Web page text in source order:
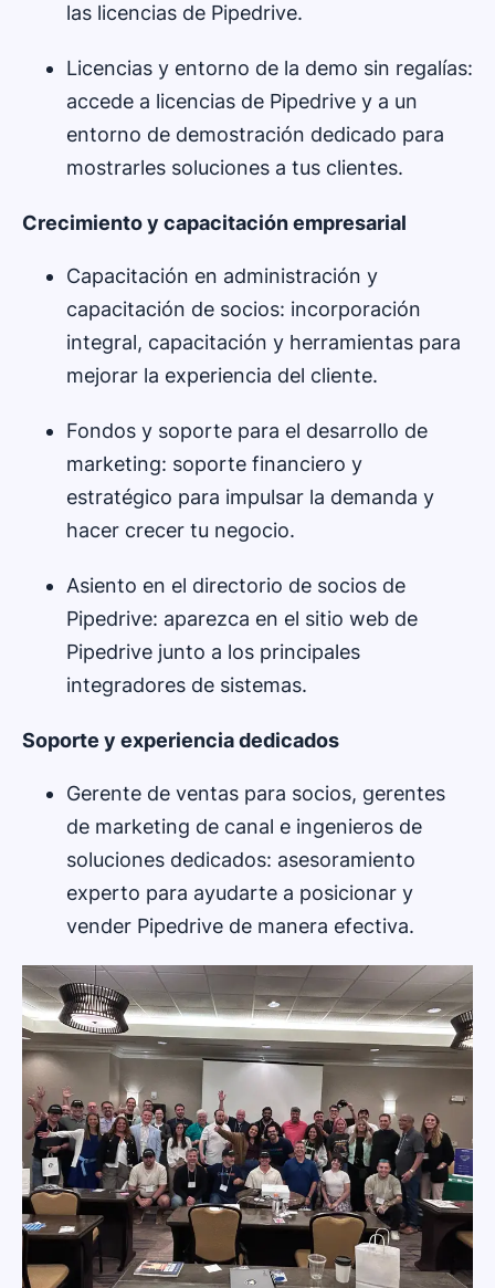
las licencias de Pipedrive.
Licencias y entorno de la demo sin regalías:
accede a licencias de Pipedrive y a un
entorno de demostración dedicado para
mostrarles soluciones a tus clientes.
Crecimiento y capacitación empresarial
Capacitación en administración y
capacitación de socios: incorporación
integral, capacitación y herramientas para
mejorar la experiencia del cliente.
Fondos y soporte para el desarrollo de
marketing: soporte financiero y
estratégico para impulsar la demanda y
hacer crecer tu negocio.
Asiento en el directorio de socios de
Pipedrive: aparezca en el sitio web de
Pipedrive junto a los principales
integradores de sistemas.
Soporte y experiencia dedicados
Gerente de ventas para socios, gerentes
de marketing de canal e ingenieros de
soluciones dedicados: asesoramiento
experto para ayudarte a posicionar y
vender Pipedrive de manera efectiva.